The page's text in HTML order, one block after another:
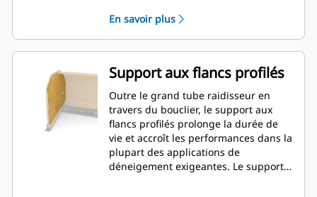
glace dures et compactes.
En savoir plus
Support aux flancs profilés
Outre le grand tube raidisseur en
travers du bouclier, le support aux
flancs profilés prolonge la durée de
vie et accroît les performances dans la
plupart des applications de
déneigement exigeantes. Le support